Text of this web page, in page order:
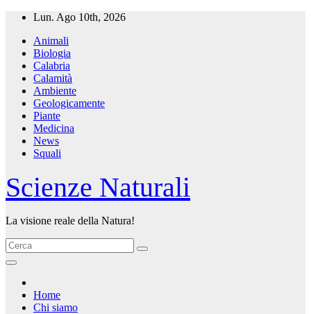
Salta
contenuto
Lun. Ago 10th, 2026
Animali
Biologia
Calabria
Calamità
Ambiente
Geologicamente
Piante
Medicina
News
Squali
Scienze Naturali
La visione reale della Natura!
Home
Chi siamo